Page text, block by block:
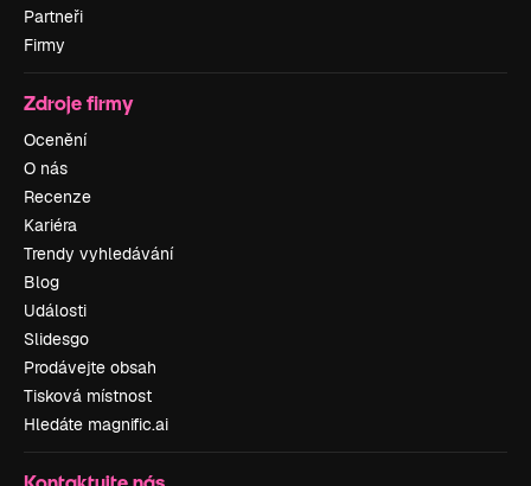
Partneři
Firmy
Zdroje firmy
Ocenění
O nás
Recenze
Kariéra
Trendy vyhledávání
Blog
Události
Slidesgo
Prodávejte obsah
Tisková místnost
Hledáte magnific.ai